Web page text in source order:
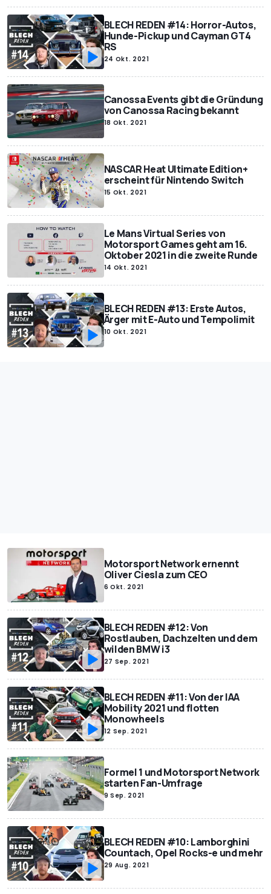
BLECH REDEN #14: Horror-Autos,
Hunde-Pickup und Cayman GT4
RS
24 Okt. 2021
Canossa Events gibt die Gründung
von Canossa Racing bekannt
18 Okt. 2021
NASCAR Heat Ultimate Edition+
erscheint für Nintendo Switch
15 Okt. 2021
Le Mans Virtual Series von
Motorsport Games geht am 16.
Oktober 2021 in die zweite Runde
14 Okt. 2021
BLECH REDEN #13: Erste Autos,
Ärger mit E-Auto und Tempolimit
10 Okt. 2021
Motorsport Network ernennt
Oliver Ciesla zum CEO
6 Okt. 2021
BLECH REDEN #12: Von
Rostlauben, Dachzelten und dem
wilden BMW i3
27 Sep. 2021
BLECH REDEN #11: Von der IAA
Mobility 2021 und flotten
Monowheels
12 Sep. 2021
Formel 1 und Motorsport Network
starten Fan-Umfrage
9 Sep. 2021
BLECH REDEN #10: Lamborghini
Countach, Opel Rocks-e und mehr
29 Aug. 2021